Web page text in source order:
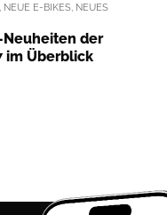
NEUE E-BIKES, NEUES
der
im Überblick